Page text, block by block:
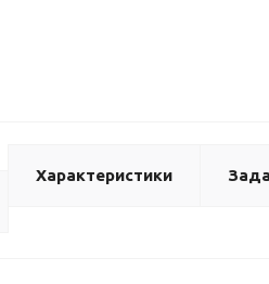
Характеристики